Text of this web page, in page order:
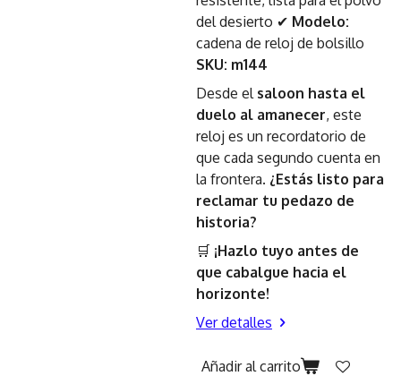
del desierto ✔ Modelo:
cadena de reloj de bolsillo
SKU: m144
Desde el saloon hasta el
duelo al amanecer, este
reloj es un recordatorio de
que cada segundo cuenta en
la frontera. ¿Estás listo para
reclamar tu pedazo de
historia?
🛒 ¡Hazlo tuyo antes de
que cabalgue hacia el
horizonte!
Ver detalles
Añadir al carrito